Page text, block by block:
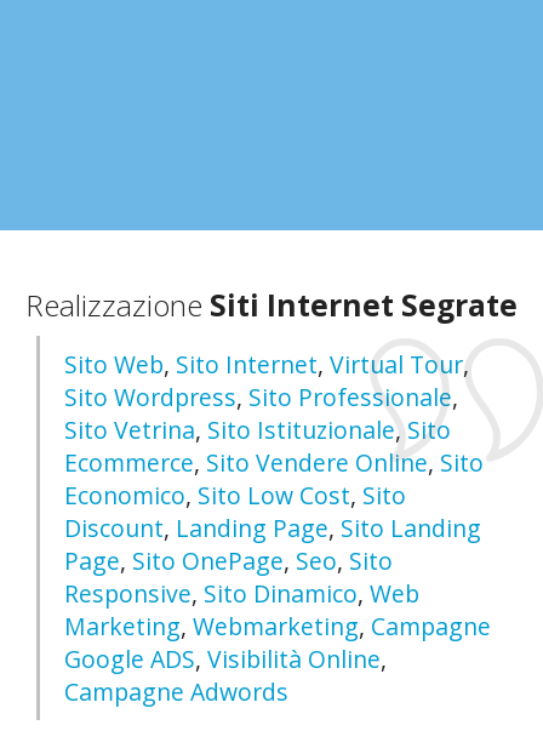
Realizzazione Siti Internet Segrate
Sito Web, Sito Internet, Virtual Tour,
Sito Wordpress, Sito Professionale,
Sito Vetrina, Sito Istituzionale, Sito
Ecommerce, Sito Vendere Online, Sito
Economico, Sito Low Cost, Sito
Discount, Landing Page, Sito Landing
Page, Sito OnePage, Seo, Sito
Responsive, Sito Dinamico, Web
Marketing, Webmarketing, Campagne
Google ADS, Visibilità Online,
Campagne Adwords